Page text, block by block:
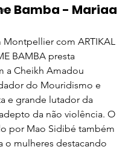
Bamba - Mariaa
Montpellier com ARTIKAL
BAMBA presta
a Cheikh Amadou
do Mouridismo e
e grande lutador da
da não violência. O
por Mao Sidibé também
o mulheres destacando